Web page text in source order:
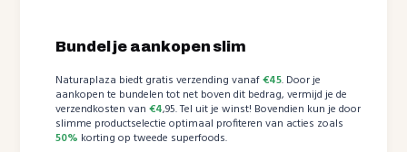
Bundel je aankopen slim
Naturaplaza biedt gratis verzending vanaf€45. Door je
aankopen te bundelen tot net boven dit bedrag, vermijd je de
verzendkosten van€4,95. Tel uit je winst! Bovendien kun je door
slimme productselectie optimaal profiteren van acties zoals
50% korting op tweede superfoods.